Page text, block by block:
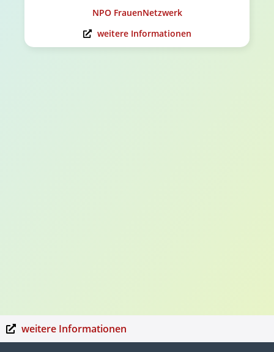
NPO FrauenNetzwerk
weitere Informationen
weitere Informationen